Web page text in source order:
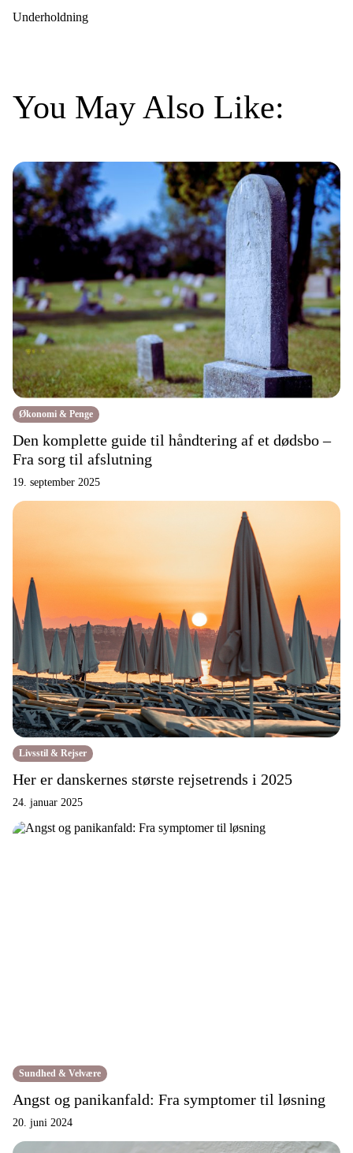
Underholdning
You May Also Like:
Økonomi & Penge
Den komplette guide til håndtering af et dødsbo –
Fra sorg til afslutning
19. september 2025
Livsstil & Rejser
Her er danskernes største rejsetrends i 2025
24. januar 2025
Sundhed & Velvære
Angst og panikanfald: Fra symptomer til løsning
20. juni 2024